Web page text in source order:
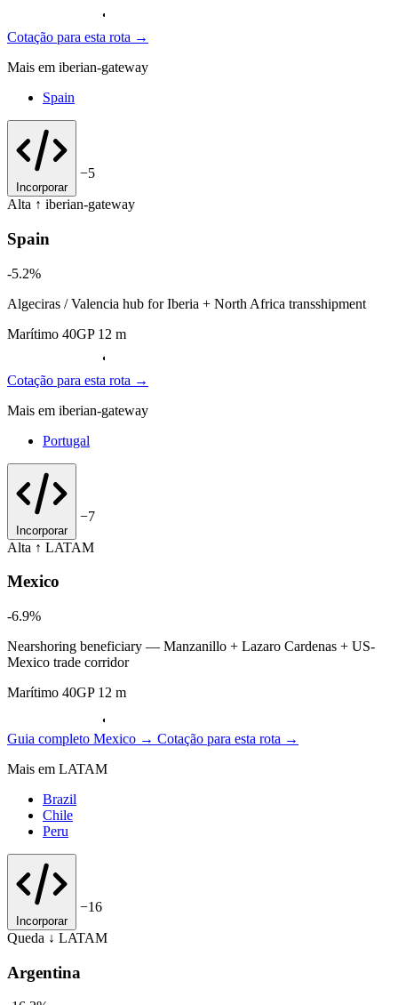
Cotação para esta rota →
Mais em iberian-gateway
Spain
Incorporar
−5
Alta ↑ iberian-gateway
Spain
-5.2%
Algeciras / Valencia hub for Iberia + North Africa transshipment
Marítimo 40GP 12 m
Cotação para esta rota →
Mais em iberian-gateway
Portugal
Incorporar
−7
Alta ↑ LATAM
Mexico
-6.9%
Nearshoring beneficiary — Manzanillo + Lazaro Cardenas + US-
Mexico trade corridor
Marítimo 40GP 12 m
Guia completo Mexico → Cotação para esta rota →
Mais em LATAM
Brazil
Chile
Peru
Incorporar
−16
Queda ↓ LATAM
Argentina